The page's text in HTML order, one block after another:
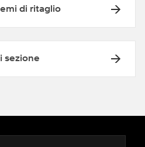
di ritaglio
sezione